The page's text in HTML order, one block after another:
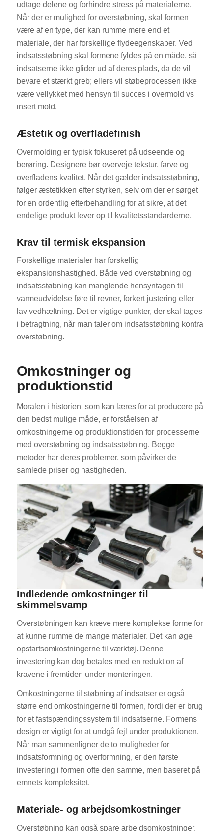
udtage delene og forhindre stress på materialerne.
Når der er mulighed for overstøbning, skal formen
være af en type, der kan rumme mere end et
materiale, der har forskellige flydeegenskaber. Ved
indsatsstøbning skal formene fyldes på en måde, så
indsatserne ikke glider ud af deres plads, da de vil
bevare et stærkt greb; ellers vil støbeprocessen ikke
være vellykket med hensyn til succes i overmold vs
insert mold.
Æstetik og overfladefinish
Overmolding er typisk fokuseret på udseende og
berøring. Designere bør overveje tekstur, farve og
overfladens kvalitet. Når det gælder indsatsstøbning,
følger æstetikken efter styrken, selv om der er sørget
for en ordentlig efterbehandling for at sikre, at det
endelige produkt lever op til kvalitetsstandarderne.
Krav til termisk ekspansion
Forskellige materialer har forskellig
ekspansionshastighed. Både ved overstøbning og
indsatsstøbning kan manglende hensyntagen til
varmeudvidelse føre til revner, forkert justering eller
lav vedhæftning. Det er vigtige punkter, der skal tages
i betragtning, når man taler om indsatsstøbning kontra
overstøbning.
Omkostninger og
produktionstid
Moralen i historien, som kan læres for at producere på
den bedst mulige måde, er forståelsen af
omkostningerne og produktionstiden for processerne
med overstøbning og indsatsstøbning. Begge
metoder har deres problemer, som påvirker de
samlede priser og hastigheden.
Indledende omkostninger til
skimmelsvamp
Overstøbningen kan kræve mere komplekse forme for
at kunne rumme de mange materialer. Det kan øge
opstartsomkostningerne til værktøj. Denne
investering kan dog betales med en reduktion af
kravene i fremtiden under monteringen.
Omkostningerne til støbning af indsatser er også
større end omkostningerne til formen, fordi der er brug
for et fastspændingssystem til indsatserne. Formens
design er vigtigt for at undgå fejl under produktionen.
Når man sammenligner de to muligheder for
indsatsformning og overformning, er den første
investering i formen ofte den samme, men baseret på
emnets kompleksitet.
Materiale- og arbejdsomkostninger
Overstøbning kan også spare arbejdsomkostninger,